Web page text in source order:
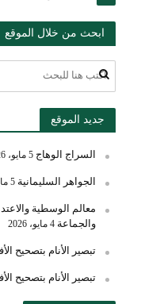
ابحث من خلال الموقع
جديد الموقع
السراج الوهاج 5 مايو، 2026
الجواهر السليمانية 5 مايو، 2026
معالم الوسطية
والجماعة 4 مايو، 2026
تبصير الأنام بتصحيح
تبصير الأنام بتصحيح